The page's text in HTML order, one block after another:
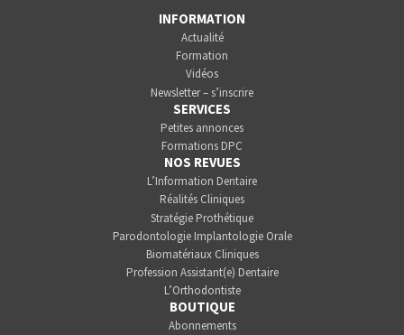
INFORMATION
Actualité
Formation
Vidéos
Newsletter – s’inscrire
SERVICES
Petites annonces
Formations DPC
NOS REVUES
L’Information Dentaire
Réalités Cliniques
Stratégie Prothétique
Parodontologie Implantologie Orale
Biomatériaux Cliniques
Profession Assistant(e) Dentaire
L’Orthodontiste
BOUTIQUE
Abonnements